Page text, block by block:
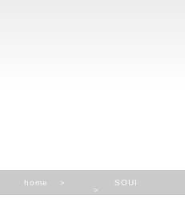
home SOUI